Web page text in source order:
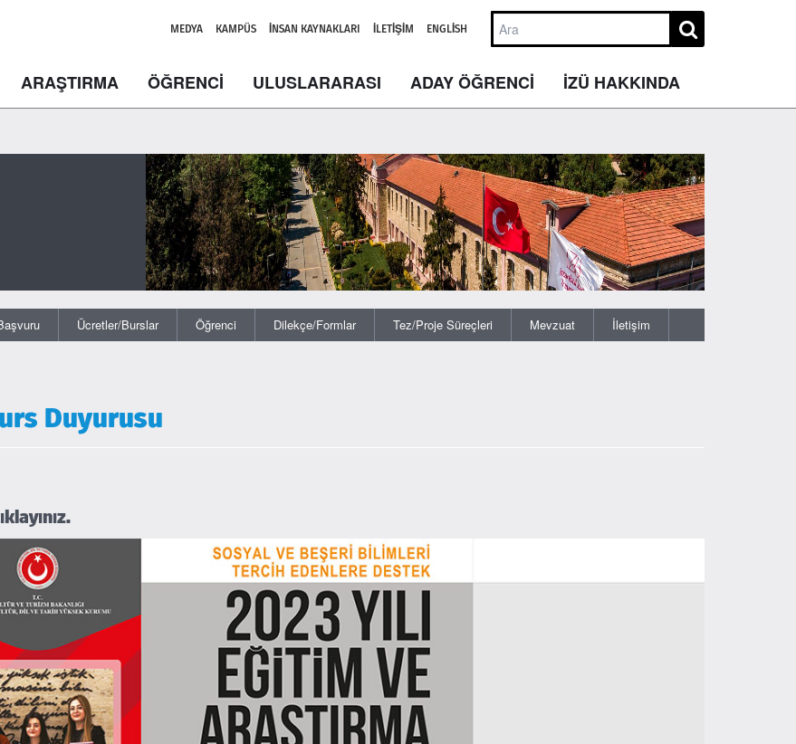
MEDYA KAMPÜS İNSAN KAYNAKLARI İLETIŞIM ENGLISH
ARAŞTIRMA ÖĞRENCİ ULUSLARARASI ADAY ÖĞRENCİ İZÜ HAKKINDA
Ücretler/Burslar Öğrenci Dilekçe/Formlar Tez/Proje Süreçleri Mevzuat İletişim
Duyurusu